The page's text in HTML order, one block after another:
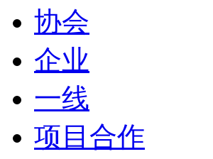
协会
企业
一线
项目合作